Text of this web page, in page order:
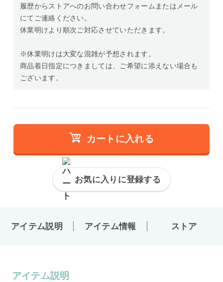
履歴からストアへのお問い合わせフォームまたはメール
にてご連絡ください。
休業明けより順次ご対応させていただきます。
※休業明けは大変な混雑が予想されます。
商品着日指定につきましては、ご希望に添えない場合も
ございます。
カートに入れる
お気に入りに登録する
アイテム説明 アイテム情報 ストア
アイテム説明